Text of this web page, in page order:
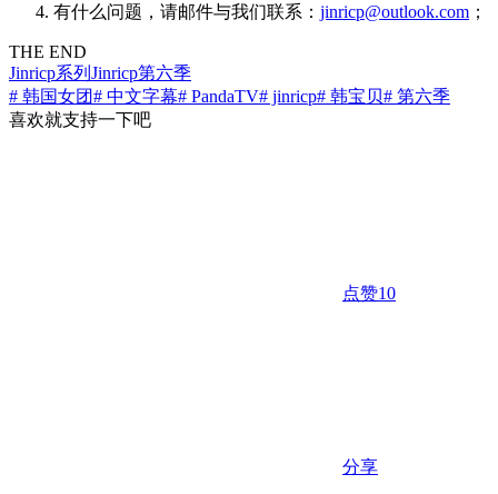
有什么问题，请邮件与我们联系： jinricp@outlook.com ；
THE END
Jinricp系列 Jinricp第六季
# 韩国女团# 中文字幕# PandaTV# jinricp# 韩宝贝# 第六季
喜欢就支持一下吧
点赞10
分享